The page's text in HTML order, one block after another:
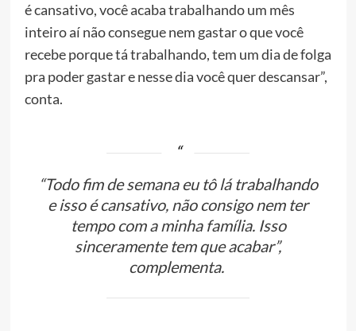
é cansativo, você acaba trabalhando um mês
inteiro aí não consegue nem gastar o que você
recebe porque tá trabalhando, tem um dia de folga
pra poder gastar e nesse dia você quer descansar”,
conta.
“Todo fim de semana eu tô lá trabalhando
e isso é cansativo, não consigo nem ter
tempo com a minha família. Isso
sinceramente tem que acabar”,
complementa.